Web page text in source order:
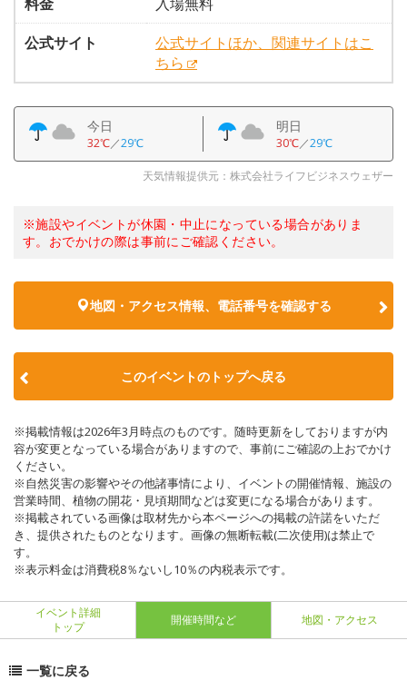
公式サイト
公式サイトほか、関連サイトはこ
ちら
今日
32℃／29℃
明日
30℃／29℃
天気情報提供元：株式会社ライフビジネスウェザー
※施設やイベントが休園・中止になっている場合がありま
す。おでかけの際は事前にご確認ください。
地図・アクセス情報、電話番号を確認する
このイベントのトップへ戻る
※掲載情報は2026年3月時点のものです。随時更新をしておりますが内
容が変更となっている場合がありますので、事前にご確認の上おでかけ
ください。
※自然災害の影響やその他諸事情により、イベントの開催情報、施設の
営業時間、植物の開花・見頃期間などは変更になる場合があります。
※掲載されている画像は取材先から本ページへの掲載の許諾をいただ
き、提供されたものとなります。画像の無断転載(二次使用)は禁止で
す。
※表示料金は消費税8％ないし10％の内税表示です。
イベント詳細
トップ
開催時間など 地図・アクセス
一覧に戻る